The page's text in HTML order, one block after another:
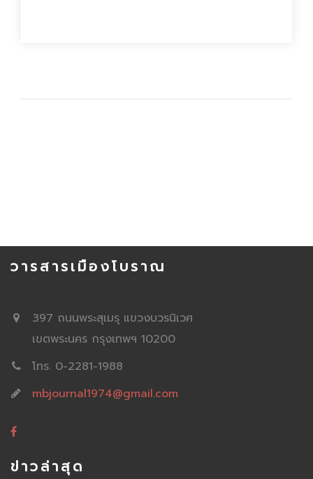
วารสารเมืองโบราณ
397 ถนนพระสุเมรุ แขวงบวรนิเวศ
เขตพระนคร กรุงเทพฯ 10200
โทร. 0-2281-1988
mbjournal1974@gmail.com
ข่าวล่าสุด